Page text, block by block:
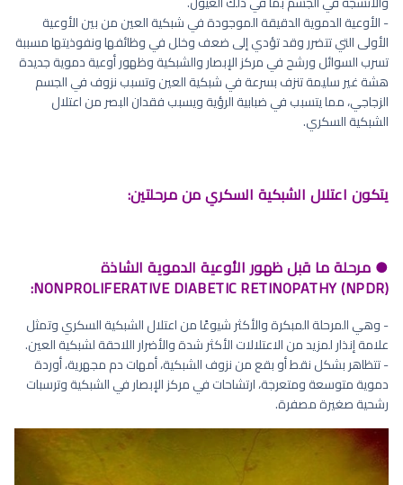
- الأوعية الدموية الدقيقة الموجودة في شبكية العين من بين الأوعية
الأولى التي تتضرر وقد تؤدي إلى ضعف وخلل في وظائفها ونفوذيتها مسببة
تسرب السوائل ورشح في مركز الإبصار والشبكية وظهور أوعية دموية جديدة
هشة غير سليمة تنزف بسرعة في شبكية العين وتسبب نزوف في الجسم
الزجاجي، مما يتسبب في ضبابية الرؤية ويسبب فقدان البصر من اعتلال
الشبكية السكري.
يتكون اعتلال الشبكية السكري من مرحلتين:
● مرحلة ما قبل ظهور الأوعية الدموية الشاذة
NONPROLIFERATIVE DIABETIC RETINOPATHY (NPDR):
- وهي المرحلة المبكرة والأكثر شيوعًا من اعتلال الشبكية السكري وتمثل
علامة إنذار لمزيد من الاعتلالات الأكثر شدة والأضرار اللاحقة لشبكية العين.
- تتظاهر بشكل نقط أو بقع من نزوف الشبكية، أمهات دم مجهرية، أوردة
دموية متوسعة ومتعرجة، ارتشاحات في مركز الإبصار في الشبكية وترسبات
رشحية صغيرة مصفرة.